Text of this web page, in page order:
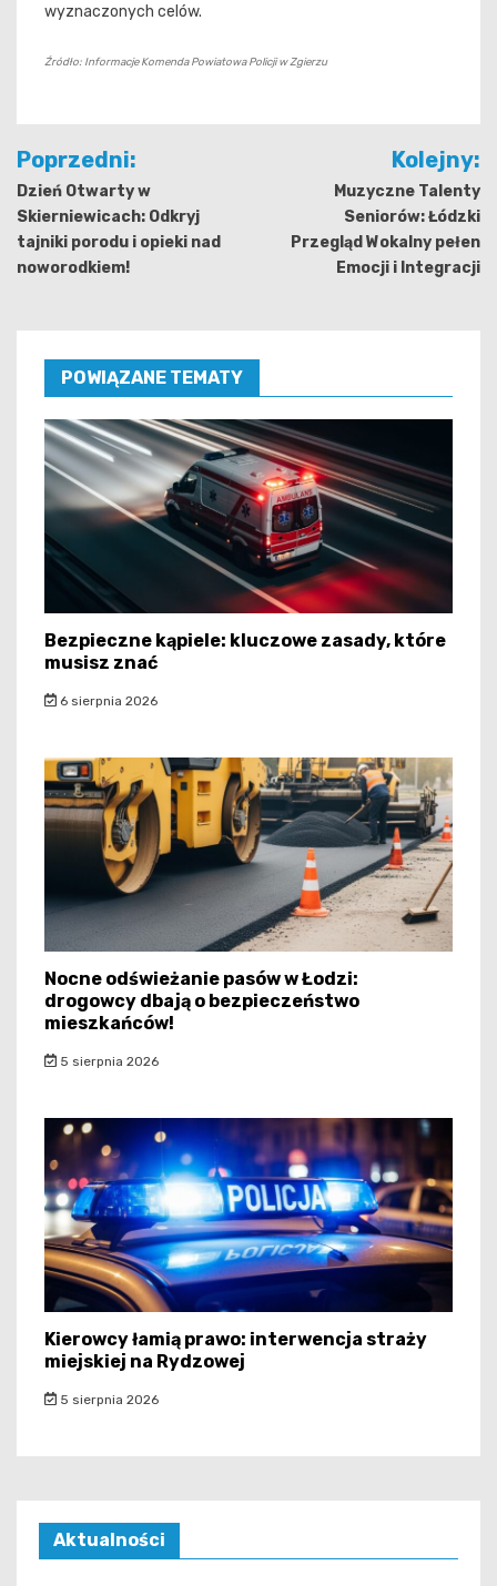
wyznaczonych celów.
Źródło: Informacje Komenda Powiatowa Policji w Zgierzu
Nawigacja
wpisu
Poprzedni:
Dzień Otwarty w
Skierniewicach: Odkryj
tajniki porodu i opieki nad
noworodkiem!
Kolejny:
Muzyczne Talenty
Seniorów: Łódzki
Przegląd Wokalny pełen
Emocji i Integracji
POWIĄZANE TEMATY
Bezpieczne kąpiele: kluczowe zasady, które
musisz znać
6 sierpnia 2026
Nocne odświeżanie pasów w Łodzi:
drogowcy dbają o bezpieczeństwo
mieszkańców!
5 sierpnia 2026
Kierowcy łamią prawo: interwencja straży
miejskiej na Rydzowej
5 sierpnia 2026
Aktualności